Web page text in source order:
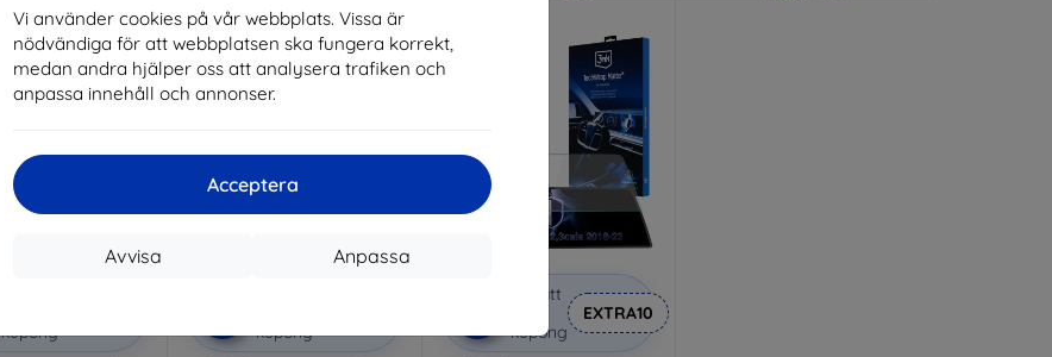
Vi använder cookies på vår webbplats. Vissa är
nödvändiga för att webbplatsen ska fungera korrekt,
medan andra hjälper oss att analysera trafiken och
anpassa innehåll och annonser.
Acceptera
Anpassa
Avvisa
kupong
-10%
kupong
-10%
Rabatt
kupong
EXTRA10